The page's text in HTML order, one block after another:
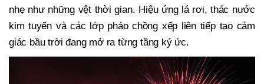
nhẹ như những vệt thời gian. Hiệu ứng lá rơi, thác nước
kim tuyến và các lớp pháo chồng xếp liên tiếp tạo cảm
giác bầu trời đang mở ra từng tầng ký ức.